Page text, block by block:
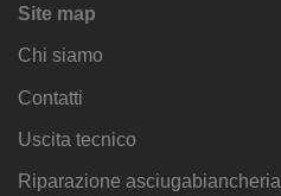
Site map
Chi siamo
Contatti
Uscita tecnico
Riparazione asciugabiancheria